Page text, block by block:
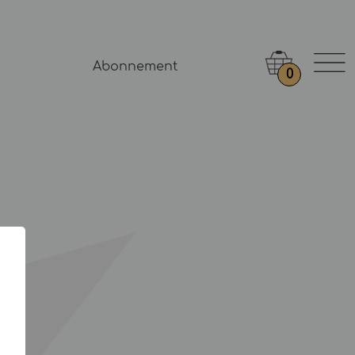
Abonnement
0